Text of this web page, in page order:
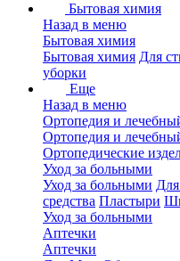
Бытовая химия
Назад в меню
Бытовая химия
Бытовая химия Для
уборки
Еще
Назад в меню
Ортопедия и
Ортопедия и
Ортопедические
Уход за больными
Уход за больными
средства Пластыри
Уход за больными
Аптечки
Аптечки